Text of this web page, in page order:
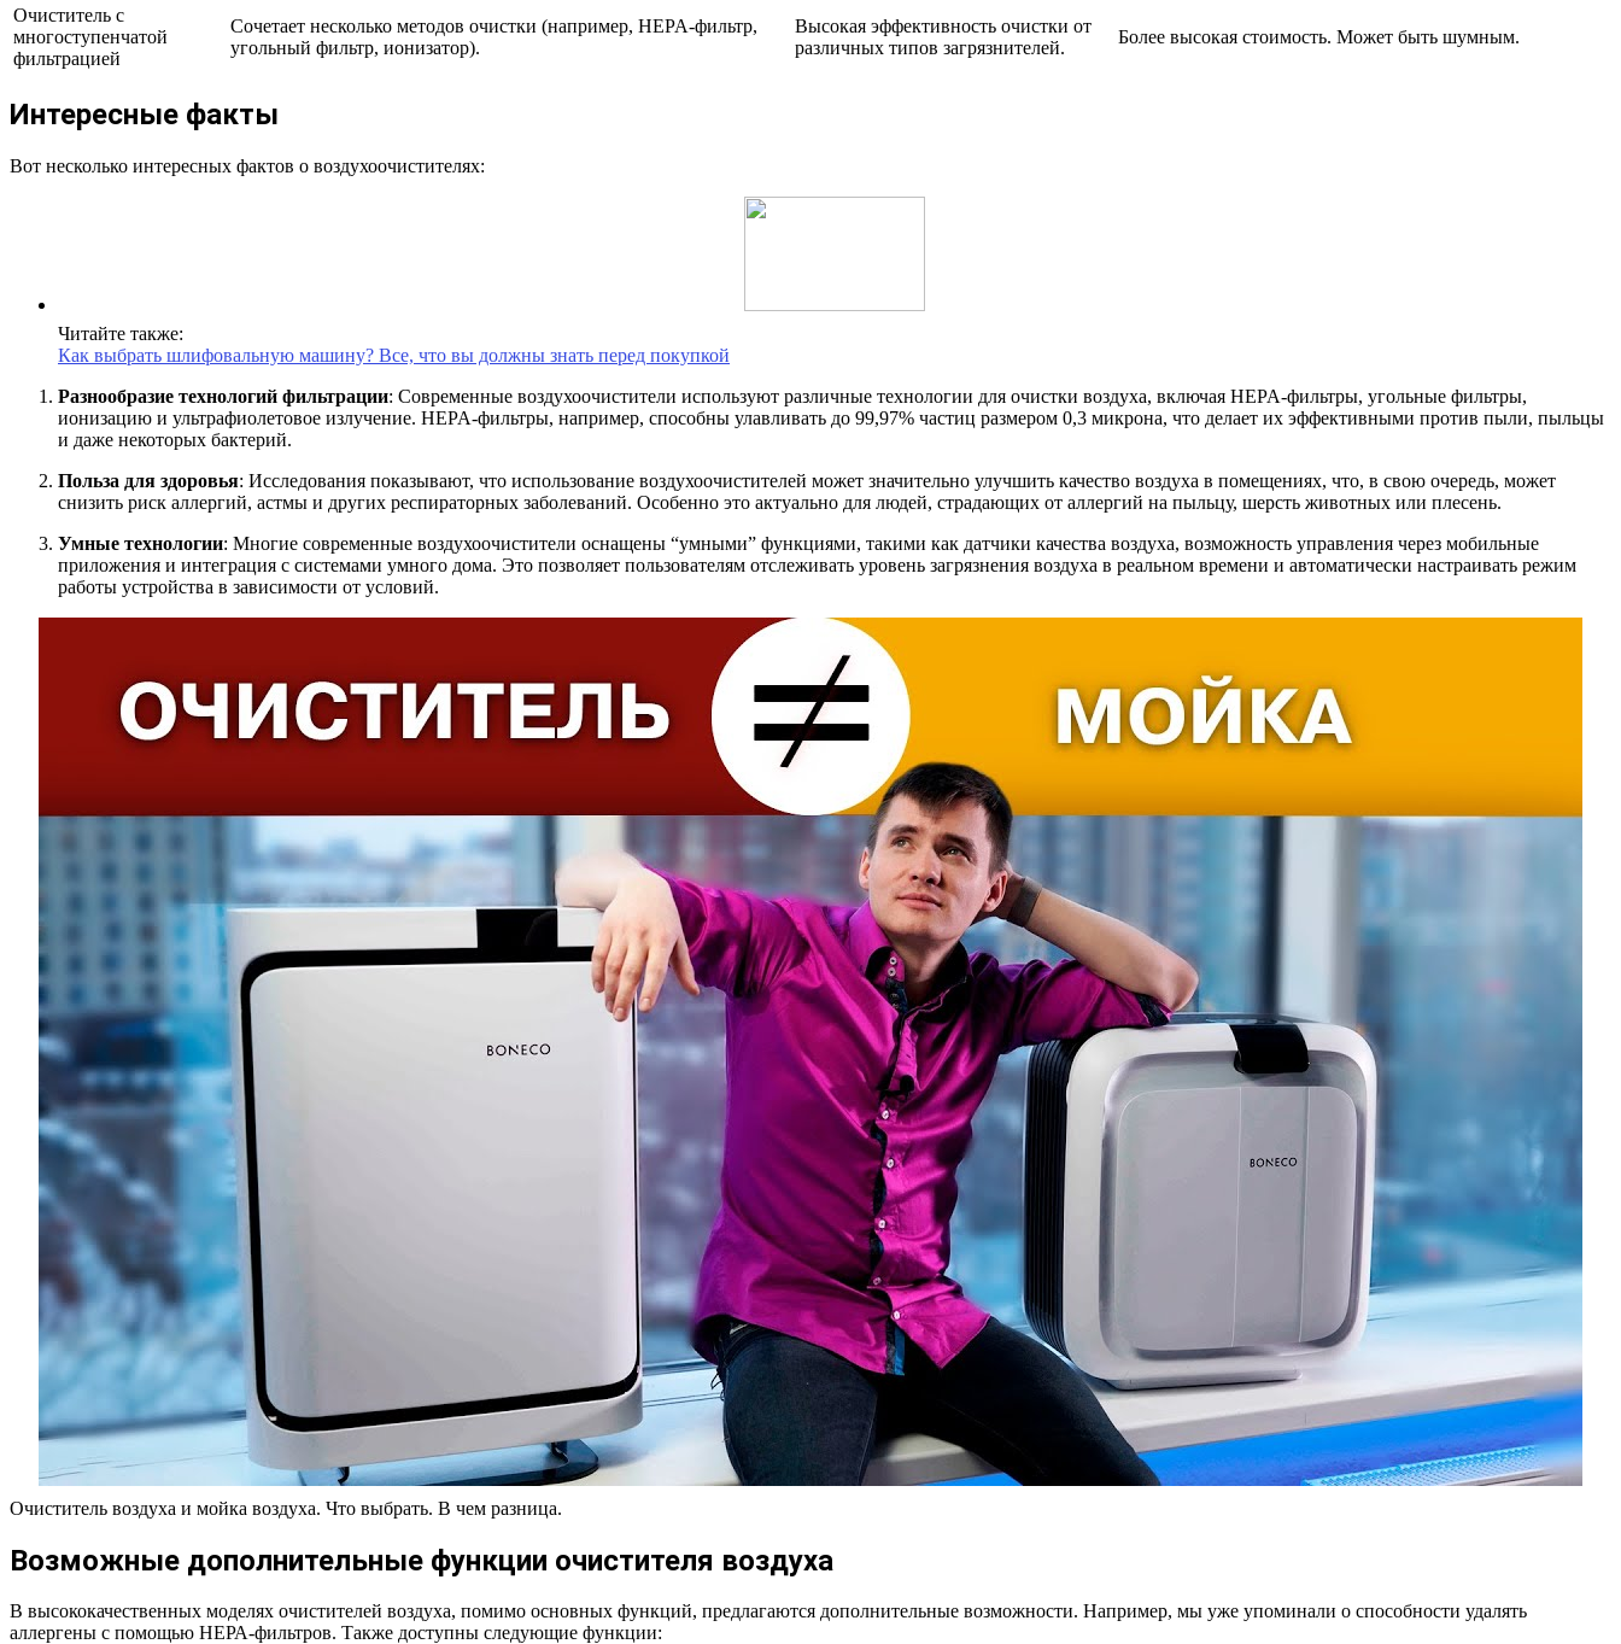
Очиститель с
многоступенчатой
фильтрацией
Сочетает несколько методов очистки (например, HEPA-фильтр,
угольный фильтр, ионизатор).
Высокая эффективность очистки от
различных типов загрязнителей.
Более высокая стоимость. Может быть шумным.
Интересные факты
Вот несколько интересных фактов о воздухоочистителях:
Читайте также:
Как выбрать шлифовальную машину? Все, что вы должны знать перед покупкой
Разнообразие технологий фильтрации: Современные воздухоочистители используют различные технологии для очистки воздуха, включая HEPA-фильтры, угольные фильтры,
ионизацию и ультрафиолетовое излучение. HEPA-фильтры, например, способны улавливать до 99,97% частиц размером 0,3 микрона, что делает их эффективными против пыли, пыльцы
и даже некоторых бактерий.
Польза для здоровья: Исследования показывают, что использование воздухоочистителей может значительно улучшить качество воздуха в помещениях, что, в свою очередь, может
снизить риск аллергий, астмы и других респираторных заболеваний. Особенно это актуально для людей, страдающих от аллергий на пыльцу, шерсть животных или плесень.
Умные технологии: Многие современные воздухоочистители оснащены “умными” функциями, такими как датчики качества воздуха, возможность управления через мобильные
приложения и интеграция с системами умного дома. Это позволяет пользователям отслеживать уровень загрязнения воздуха в реальном времени и автоматически настраивать режим
работы устройства в зависимости от условий.
Очиститель воздуха и мойка воздуха. Что выбрать. В чем разница.
Возможные дополнительные функции очистителя воздуха
В высококачественных моделях очистителей воздуха, помимо основных функций, предлагаются дополнительные возможности. Например, мы уже упоминали о способности удалять
аллергены с помощью НЕРА-фильтров. Также доступны следующие функции: